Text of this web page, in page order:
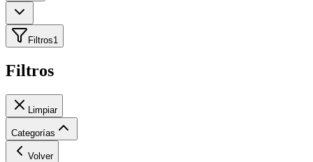
Filtros1
Filtros
Limpiar
Categorías
Volver